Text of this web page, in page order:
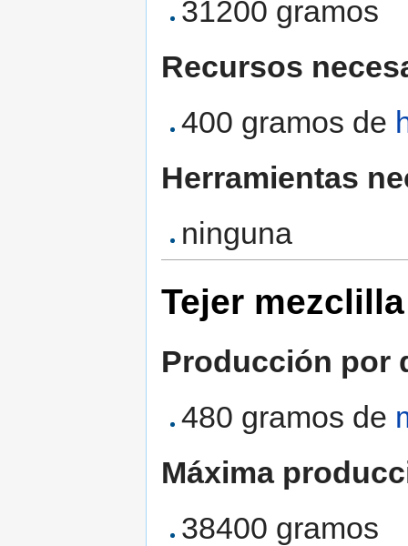
31200 gramos
Recursos
400 gramos de
Herramientas
ninguna
Tejer mezclilla
Producción por
480 gramos de
Máxima
38400 gramos